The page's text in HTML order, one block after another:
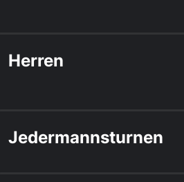
Herren
Jedermannsturnen